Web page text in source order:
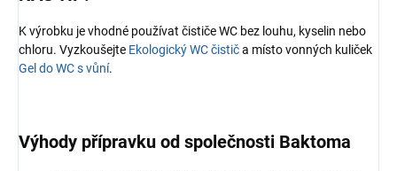
K výrobku je vhodné používat čističe WC bez louhu, kyselin nebo
chloru. Vyzkoušejte Ekologický WC čističa místo vonných kuliček
Gel do WC s vůní.
Výhody přípravku od společnosti Baktoma